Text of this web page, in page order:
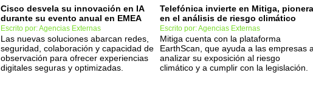
Cisco desvela su innovación en IA
durante su evento anual en EMEA
Escrito por: Agencias Externas
Las nuevas soluciones abarcan redes,
seguridad, colaboración y capacidad de
observación para ofrecer experiencias
digitales seguras y optimizadas.
Telefónica invierte en Mitiga, pionera
en el análisis de riesgo climático
Escrito por: Agencias Externas
Mitiga cuenta con la plataforma
EarthScan, que ayuda a las empresas a
analizar su exposición al riesgo
climático y a cumplir con la legislación.